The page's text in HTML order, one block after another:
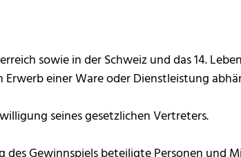
sowie in der Schweiz und das 14.
einer Ware oder Dienstleistung
seines gesetzlichen Vertreters.